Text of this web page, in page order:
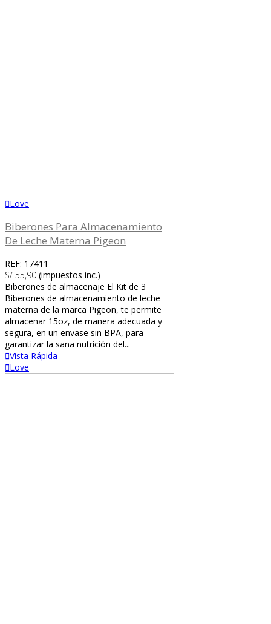
Love
Biberones Para Almacenamiento
De Leche Materna Pigeon
REF: 17411
S/ 55,90 (impuestos inc.)
Biberones de almacenaje El Kit de 3
Biberones de almacenamiento de leche
materna de la marca Pigeon, te permite
almacenar 15oz, de manera adecuada y
segura, en un envase sin BPA, para
garantizar la sana nutrición del...
Vista Rápida
Love